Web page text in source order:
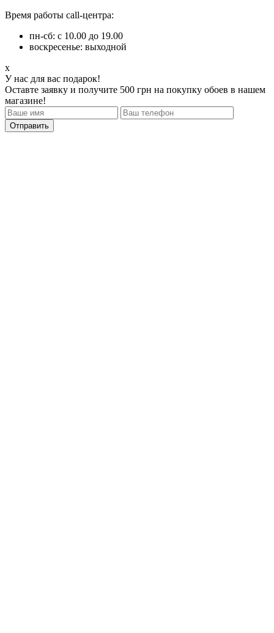
Время работы call-центра:
пн-сб: с 10.00 до 19.00
воскресенье: выходной
x
У нас для вас подарок!
Оставте заявку и получите 500 грн на покупку обоев в нашем
магазине!